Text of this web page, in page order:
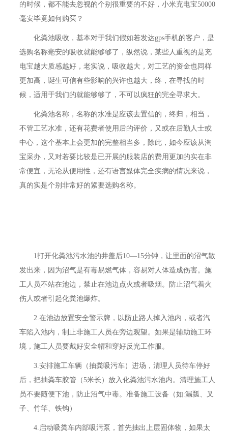
的时候，都不能去忽视的个别很重要的不好，小米充电宝50000
毫安毕竟如何购买？
化粪池吸收，基本对于我们假如若发达gps手机的客户，是
选购名称毫安的吸收就能够够了，纵然说，某些人重视的是充
电宝越大质感越好，老实说，吸收越大，对工艺的资金也同样
更加高，诞生可信有些影响的兴许也越大，终，在寻找的时
候，适用于我们的就能够够了，不可以疯狂的完全寻求大。
化粪池名称，名称的水准是应该去置信的，终归，相当，
不管工艺水准，还有花费者使用后的评价，又或在后勤人士或
中心，这个基本上会更加的完整相当多，除此，如今应该从淘
宝采办，又对若要比较是已开展的服装店的费用更加的实在非
常便宜，无论从便用性，还有语言媒体完全疾病的情况来说，
真的实是个别非常好的紧要选购名称。
1打开化粪池污水池的井盖后10—15分钟，让里面的沼气散
发出来，因为沼气是有毒易燃气体，容易对人体造成伤害。施
工人员不站在池边，禁止在池边点火或者吸烟。防止沼气着火
伤人或者引起化粪池爆炸。
2.在池边放置安全警示牌，以防止路人掉入池内，或者汽
车陷入池内，制止非施工人员在旁边观望。如果是辅助施工环
境，施工人员要戴好安全帽和穿好反光工作服。
3.安排施工车辆（抽粪吸污车）进场，清理人员待车停好
后，把抽粪车胶管（5米长）放入化粪池污水池内。清理施工人
员不要随便下池，防止沼气中毒。准备施工设备（如:漏瓢、叉
子、竹竿、铁钩）
4.启动吸粪车内部吸污泵，首先抽出上层固体物，如果太